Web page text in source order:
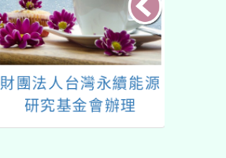
財團法人台灣永續能源
研究基金會辦理
「2024台灣永續教育